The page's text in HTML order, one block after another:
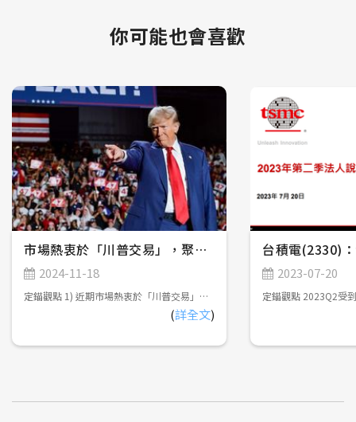
你可能也會喜歡
市場熱衷於「川普交易」，聚焦川普新政潛在影響
2024-11-18
定錨觀點 1) 近期市場熱衷於「川普交易」，尤其擔憂提高關稅將引發輸入型通膨，影響FED寬鬆貨幣政策的延續性，但實際上，川普高喊提高關稅的主要目的在於強迫各國政府與美國進行雙邊貿易談判，以及促使全球供應鏈重組，對於通膨的中長期影響可能會遠低於市場預期。 2) 川普將提供便宜能源、優惠稅率......等條件，並建立關稅壁壘，吸引海外企業前往美國投資，增加本土就業機會，創造薪資、通膨穩定上升的環境；而FED將延續寬鬆貨幣政策，維持穩定的利率及就業環境，美股短多、中持平、長多，美債短空、中持平、長偏多，美元短多、中震盪、長偏空。 3) 川普對台灣晶片課稅僅為選舉語言，對台灣半導體產業幾乎無影響，但有可能導致電子資通訊產業加速調整全球供應鏈佈局。此外，台灣航太軍工產業，可期待美國釋出無人機訂單，以及雙方加強技術合作的機會。 市場熱衷於「川普交易」(Trump Trade) 2024年美國總統大選由共和黨候選人川普(Donald Trump)以312張選舉人票勝出，預計2025年1月20日宣誓就職，重返白宮。此外，共和黨在參議院及眾議院皆成功拿下多數席次，接近「完全執政」，故近期市場熱衷於「川普交易」，亦即臆測川普在選前提出的政策主張對於美國經濟的影響，包括以下幾點： 1) 提高關稅：對中國課徵超過60%關稅，並減少向中國進口必需品。對其他國家則課徵10~20%關稅。 美國商品貿易年進口額超過3兆美元，佔美國GDP超過10%，如果對所有國家課徵10~20%關稅，並且針對中國課徵超過60%關稅，恐導致進口商品價格上漲，衝擊消費者購買力。 2) 減稅：企業所得稅率從21%調降至20%，對於在美國製造產品的公司，進一步調降稅率至15%。此外，將取消小費、社會安全福利金、加班工資的所得稅。 減稅政策可減輕企業及個人納稅負擔，提高企業獲利及民眾可支配所得，並在一定程度上抵銷前述進口商品價格上漲對於消費者購買力的衝擊；然而，減稅政策將增加政府財政壓力，有可能必須擴大舉債支應，導致美債殖利率上升、價格下跌。定錨認為，未來川普政府將透過「政府效率部」裁撤不必要的政府組織，削減政府支出，確保美國財政收支平衡。 3) 移民監管政策：加強邊境管制，驅逐非法移民。 限制移民將會減少勞動力供給，有可能導致薪資成長、通膨升溫，影響聯準會(FED)寬鬆貨幣政策的延續性，且近期FOMC會議已開始暗示降息步調有可能會開始放緩(詳見2024年11月9日發佈「FED再度降息1碼，市場關注降息步調能否延續」)，不利於債券市場行情。以產業別來看，雇用大量低階勞工的服務業將首當其衝，而高科技產業所受影響相對輕微。 4) 偏好傳統能源：將減少國內環保法規，鼓勵原油開採，並退出巴黎氣候協定。 鼓勵頁岩油開採將使全球原油供給增加，有助於穩定國際原油價格，而美國身為全球最大原油消費國，在國際原油價格維持穩定的情況下，可緩和提高關稅及移民監管政策帶來的通膨上升壓力。 5) 鼓勵製造業回流，反對多邊協定：主張「美國優先」理念，鼓勵製造業回流，抵制傳統的多邊貿易協定，強調雙邊談判，以確保美國在每項協定中獲得實質利益。 川普有可能會推出相關政策，吸引海外企業前往美國投資，導致全球資金流入美國，帶動美元匯率短期走勢轉強。 綜合以上，近期金融市場「川普交易」的主軸，主要關注提高關稅、加強移民監管政策，並提供優惠稅率吸引海外企業前往美國投資，增加本土就業機會，恐引發通膨復燃，帶動美股、美元匯率短期走勢轉強，美債短期走勢疲弱。 「川普交易」的反思 在川普正式就職後，目前市場熱衷的「川普交易」能否延續，仍須觀察選前支票的實際執行程度。 定錨認為，川普高喊提高關稅的主要目的在於以下兩點： 1) 強迫各國政府與美國進行雙邊貿易談判：以關稅作為籌碼，脅迫對美國享有巨大貿易順差的國家，能夠主動向美國投誠，包括擴大向美國購買商品，或是前往美國投資，緩解美國貿易逆差持續擴大的問題。以台灣為例，川普有可能會要求台灣擴大購買農產品、軍火、能源，或是要求台積電擴大美國建廠規模，藉此平衡貿易逆差。 2) 促使全球供應鏈重組：對中國課徵高額關稅，迫使製造業持續流出中國，遷移至其他低成本國家，例如東南亞地區。 也就是說，川普並不希望真的課到關稅，導致國內面臨輸入型通膨，否則將會影響到FED寬鬆貨幣政策的延續性，也不利於創造弱勢美元環境，強化「美國製造」的出口競爭力。實際上，川普的真正目的是提供便宜能源、優惠稅率......等條件，並建立關稅壁壘，吸引海外企業前往美國投資，增加本土就業機會，創造薪資、通膨穩定上升的環境，故提高關稅對於美國通膨升溫的實質影響，有可能會遠低於市場預期，且不能忽略能源價格穩定對於改善通膨的正面效益，讓聯準會得以延續寬鬆貨幣政策，美股、美債、美元中長期走勢仍會回歸基本面。 1) 美股：短多、中持平、長多。 2024年底以前，市場持續熱衷於「川普交易」，帶動美股持續上漲；在川普上任後，有可能陸續推出關稅、移民監管政策，須持續觀察2025下半年美國是否會面臨通膨升溫、經濟成長放緩的風險；長期則受惠於企業擴大導入AI促進生產效率提升，以及「美國製造」增加本土就業機會。 2) 美債：短空、中持平、長偏多 2024年底以前，市場持續熱衷於「川普交易」，帶動美債殖利率維持高檔、價格承壓；在川普上任後，美債行情可望回歸聯準會貨幣政策，2025年底以前維持緩步降息基調不變，可望帶動短債殖利率下降、價格上漲，但長債殖利率下降空間有限、價格潛在上漲空間不大，以領取配息為主；2026年以後則觀察聯準會能否成功將通膨控制在2%以內，並維持穩定的利率及就業環境，帶動中性利率進一步下降。 3) 美元：短多、中震盪、長偏空 2024年底以前，市場持續熱衷於「川普交易」，帶動美元匯率持續走強；在川普上任後，各項政策陸續推出，對於美元走勢造成多方面的影響，恐導致美元匯率區間震盪；2026年以後則有可能因減稅政策導致財政赤字擴大，以及川普希望創造弱勢美元環境，強化「美國製造」的出口競爭力，促使美元匯率轉弱。參考以往共和黨執政期間，皆採取弱勢美元政策(詳見【圖一】) 【圖一】2000年以來美國共和黨執政期間對應美元指數走勢 對台灣產業潛在影響 儘管川普在選舉期間，高喊要對台灣製造的晶片課徵關稅，但觀察台灣近年對美國出口產品前三大項目，分別是資通訊產品、基本金屬及其製品、電機/機械產品，半導體甚至連前十大都排不進去，主因美國是終端產品消費國，並非是半成品製造加工國，而晶片通常是以半成品型態直接出貨至ODM廠進行打板上料，不會以成品型態銷售至消費者手上。 定錨認為，川普的選舉語言主要是希望改善美國對台灣的貿易逆差，但川普新政仍會對台灣各大產業造成不同程度的影響，相關評估如下： 1) 半導體產業：先進製程需求維持強勁，成熟製程可望受惠於川普擴大半導體禁令。 根據前次台積電法說會，美國廠量產初期毛利率將低於公司平均值，如果川普要求台積電擴大美國建廠規模，確實有可能會稀釋台積電毛利率表現。然而，美國建廠曠日廢時，以台積電於2020年5月首次宣布將在美國建廠，首座工廠將於2025年初正式量產，建廠期間約4.5年，已超越川普本次任期，新政府上台後台積電未必會延續擴大美國建廠規模的策略，故不會有立即性的影響。未來數年內，台積電仍將受惠於AI快速發展，對於先進製程、先進封裝的需求迫切，帶動營收持續成長。 台系成熟製程半導體廠商近期受到中國半導體產業崛起，並積極推動國產化，導致產能利用率普遍低迷；如果川普擴大半導體禁令，並要求美國企業半導體採購策略「去中國化」，則台系成熟製程半導體廠商可望受惠於轉單效應。 台系IC設計公司，可以依照客戶需求，靈活調整在台灣或中國半導體廠商投片策略，相對不受影響。 2) 電子資通訊產業：將加速調整全球供應鏈佈局，規避關稅。 台系ODM廠在全球NB市佔率70%以上，在全球伺服器市佔率90%以上，過去主要在中國生產，但在2018年川普啟動中美貿易戰後，高階產品逐步回流台灣生產，而低階產品則遷移至東南亞、墨西哥、印度......等低成本國家生產。如果川普進一步提高對中國課徵高額關稅，有可能導致台系ODM廠加速調整全球供應鏈佈局。 值得留意的是，為防止業者利用墨西哥洗產地，藉以規避美國關稅，川普提出美墨加貿易協定重新談判，在墨西哥設廠的ODM廠，包括廣達、緯創、和碩、仁寶、英業達、緯穎......等，將面臨潛在不確定性。 3) 面板產業：課稅難度高，影響有限。 面板與晶片相同，屬於上游零組件，通常會直接出貨給ODM廠進行組裝加工，受關稅影響不大。此外，美系設備廠已淡出LCD設備市場，故川普也很難仿效半導體產業，透過設備取得限制，阻礙中國面板產業發展。 4) 汽車產業：有利於Tesla供應鏈。 川普主張取消電動車相關補助，雖不利於電動車銷售，但市場仍期待川普任命馬斯克(Elon Musk)就任效率委員會共同主席後，馬斯克將獲得更大的政策影響力，可望促使各州政府加速Robotaxi無人駕駛服務審核流程，使得Tesla在無人駕駛服務搶得先機。 5) 航太軍工：台系供應鏈期待無人機訂單 預期川普將加強國防支出，以及與盟友的軍事合作關係，台灣航太軍工產業可望受惠於美國釋出無人機相關訂單，以及擴大技術合作的機會，強化在美國「第一島鏈」的戰略地位。此外，由於台灣軍規認證對於「去中國化」審查非常嚴謹，可避免紅色供應鏈的疑慮，故獲得台灣軍規認證的航太軍工產品，對於國際買家相當具有吸引力，藉由與美國的合作，可望打開國際市場。 6) 工具機：技術能力不足，難以受惠於「美國製造」。 台灣工具機產業長期依賴美國及中國市場，如果川普上任後積極推動「美國製造」，並對中國製工具機課徵高額關稅，勢必要向其他國家採購工具機。然而，美國人工成本高昂，製造業勢必要實現高度自動化，才能擁有成本競爭力，但台系工具機業者受限於技術能力不足，高階工具機仍由日本、德國業者寡佔，在日圓匯率弱勢的情況下，台系工具機業者較難爭取訂單。 7) 鋼鐵業：弊大於利，但特定廠商可望受惠。 川普於2018年對進口鋼鐵產品加徵25%關稅，對包括台灣在內的多個鋼鐵出口國造成影響，但也因此嘉惠美國鋼鐵業。台系鋼鐵業者大成鋼，在美國設有生產據點及銷售通路，為美國最大鋁捲板通路商、前四大不鏽鋼通路商，可望受惠。 目前台灣出口至美國的產品型態，主要是加工過後的金屬製品，例如水龍頭、手工具機、螺絲螺帽......等，如果川普對這些產品課徵關稅，相關業者恐受到波及。
(詳全文)
台積電(2330)
2023-07-20